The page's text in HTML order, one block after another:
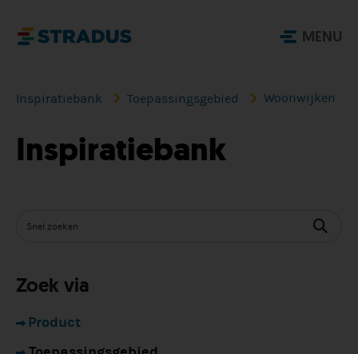
MENU
Inspiratiebank Toepassingsgebied Woonwijken
Inspiratiebank
Zoek via
Product